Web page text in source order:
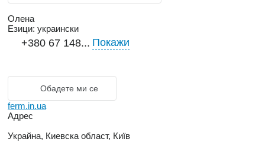
Олена
Езици: украински
+380 67 148... Покажи
Обадете ми се
ferm.in.ua
Адрес
Украйна, Киевска област, Київ